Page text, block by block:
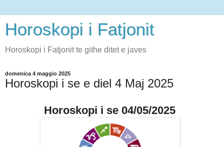
Horoskopi i Fatjonit
Horoskopi i Fatjonit te githe ditet e javes
domenica 4 maggio 2025
Horoskopi i se e diel 4 Maj 2025
Horoskopi i se 04/05/2025